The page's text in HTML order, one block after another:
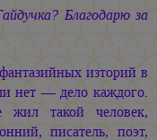
Благодарю за
изторий в
нет — дело каждого.
такой человек,
писатель, поэт,